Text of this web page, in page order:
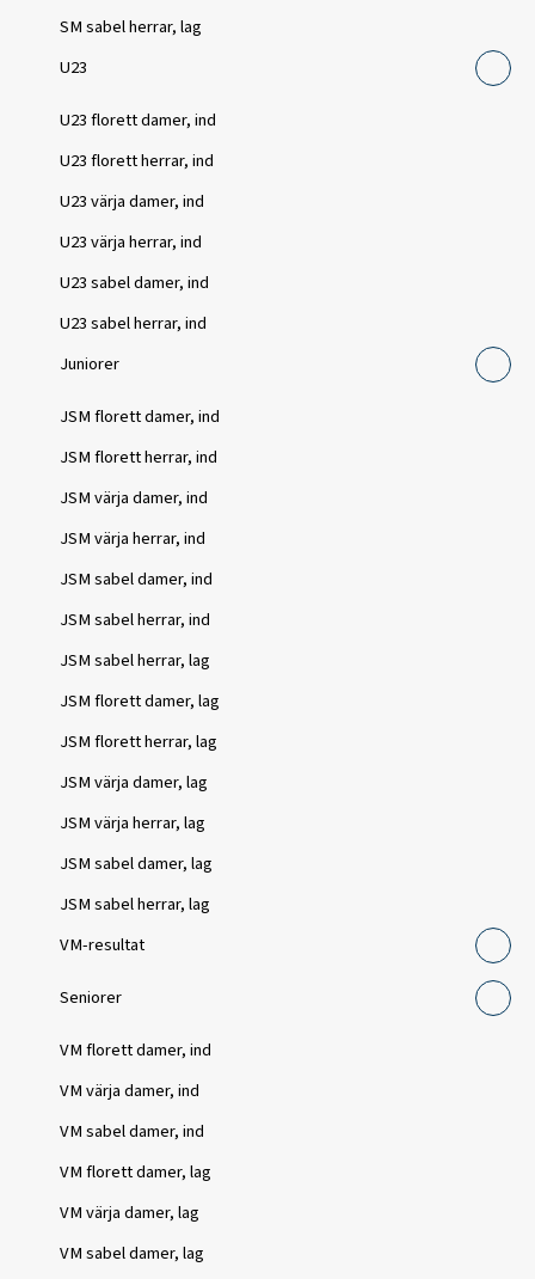
SM sabel herrar, lag
U23
U23 florett damer, ind
U23 florett herrar, ind
U23 värja damer, ind
U23 värja herrar, ind
U23 sabel damer, ind
U23 sabel herrar, ind
Juniorer
JSM florett damer, ind
JSM florett herrar, ind
JSM värja damer, ind
JSM värja herrar, ind
JSM sabel damer, ind
JSM sabel herrar, ind
JSM sabel herrar, lag
JSM florett damer, lag
JSM florett herrar, lag
JSM värja damer, lag
JSM värja herrar, lag
JSM sabel damer, lag
JSM sabel herrar, lag
VM-resultat
Seniorer
VM florett damer, ind
VM värja damer, ind
VM sabel damer, ind
VM florett damer, lag
VM värja damer, lag
VM sabel damer, lag